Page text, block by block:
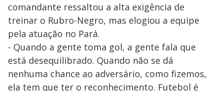
comandante ressaltou a alta exigência de
treinar o Rubro-Negro, mas elogiou a equipe
pela atuação no Pará.
- Quando a gente toma gol, a gente fala que
está desequilibrado. Quando não se dá
nenhuma chance ao adversário, como fizemos,
ela tem que ter o reconhecimento. Futebol é